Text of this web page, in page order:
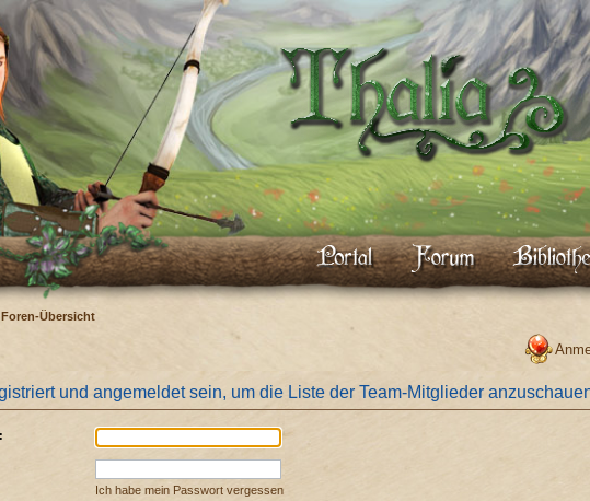
Foren-Übersicht
und angemeldet sein, um die Liste der Team-Mitglieder
Ich habe mein Passwort vergessen